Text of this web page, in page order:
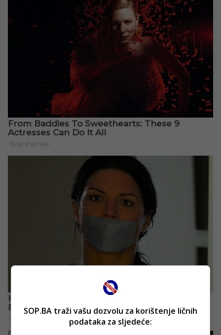
SOP.BA traži vašu dozvolu za korištenje ličnih
podataka za sljedeće: